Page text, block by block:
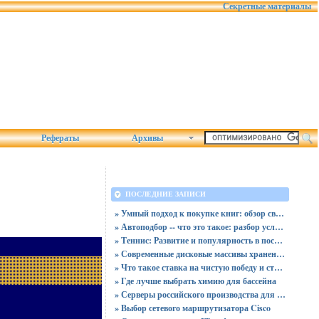
Секретные материалы
Рефераты Архивы
ПОСЛЕДНИЕ ЗАПИСИ
» Умный подход к покупке книг: обзор связки магазина «Читай-город» и сервиса промокодов от Пикабу
» Автоподбор -- что это такое: разбор услуг, плюсов и скрытых рисков для покупателя
» Теннис: Развитие и популярность в последние десятилетия
» Современные дисковые массивы хранения данных
» Что такое ставка на чистую победу и ставка с форой
» Где лучше выбрать химию для бассейна
» Серверы российского производства для госучреждений - новая реальность
» Выбор сетевого маршрутизатора Cisco